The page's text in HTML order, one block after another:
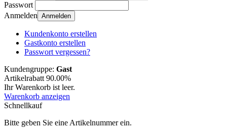
Passwort
Anmelden Anmelden
Kundenkonto erstellen
Gastkonto erstellen
Passwort vergessen?
Kundengruppe: Gast
Artikelrabatt 90.00%
Ihr Warenkorb ist leer.
Warenkorb anzeigen
Schnellkauf
Bitte geben Sie eine Artikelnummer ein.